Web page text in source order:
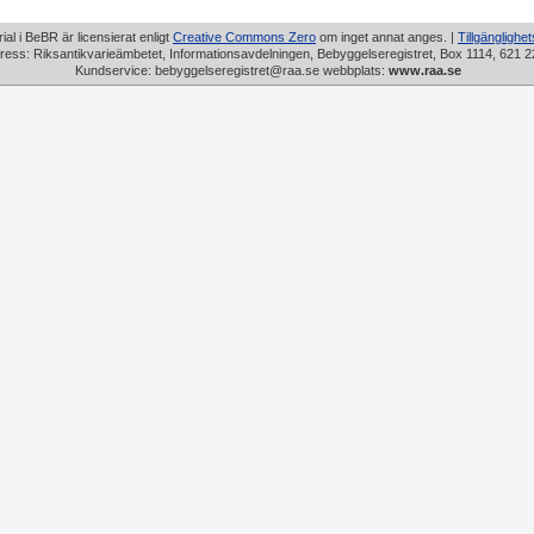
i BeBR är licensierat enligt Creative Commons Zero om inget annat anges. |
Riksantikvarieämbetet, Informationsavdelningen, Bebyggelseregistret, Box 1114, 621
Kundservice: bebyggelseregistret@raa.se webbplats: www.raa.se